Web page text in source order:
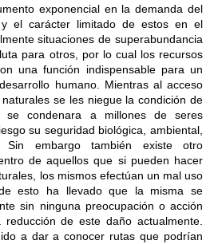
exponencial en la demanda del
el carácter limitado de estos en el
situaciones de superabundancia
para otros, por lo cual los recursos
una función indispensable para un
humano. Mientras al acceso
se les niegue la condición de
se condenara a millones de seres
su seguridad biológica, ambiental,
Sin embargo también existe otro
de aquellos que si pueden hacer
los mismos efectúan un mal uso
esto ha llevado que la misma se
sin ninguna preocupación o acción
de este daño actualmente.
a dar a conocer rutas que podrían